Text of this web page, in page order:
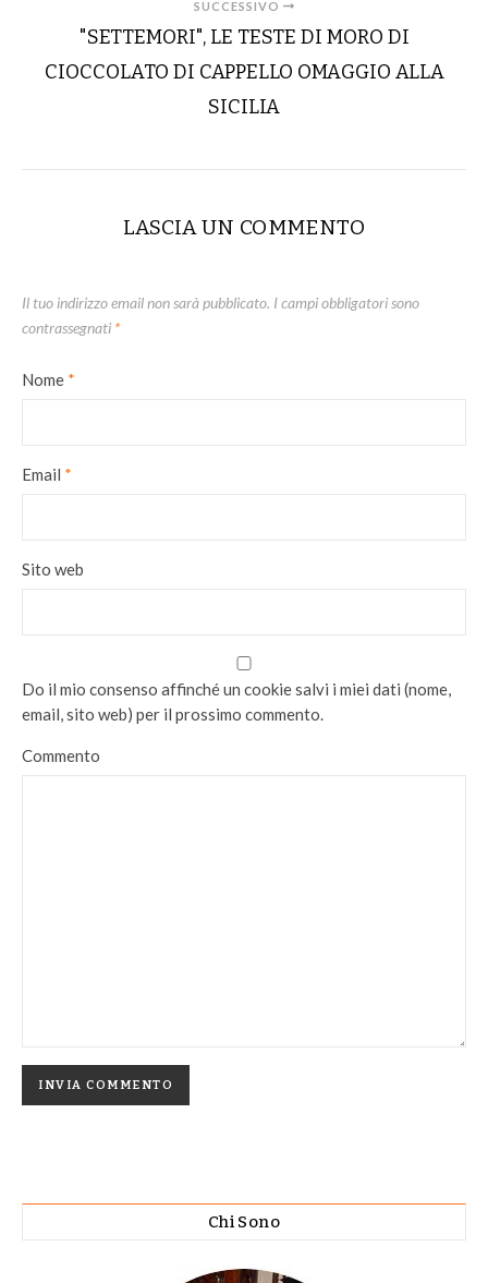
SUCCESSIVO
"SETTEMORI", LE TESTE DI MORO DI
CIOCCOLATO DI CAPPELLO OMAGGIO ALLA
SICILIA
LASCIA UN COMMENTO
Il tuo indirizzo email non sarà pubblicato. I campi obbligatori sono
contrassegnati *
Nome *
Email *
Sito web
Do il mio consenso affinché un cookie salvi i miei dati (nome,
email, sito web) per il prossimo commento.
Commento
Chi Sono